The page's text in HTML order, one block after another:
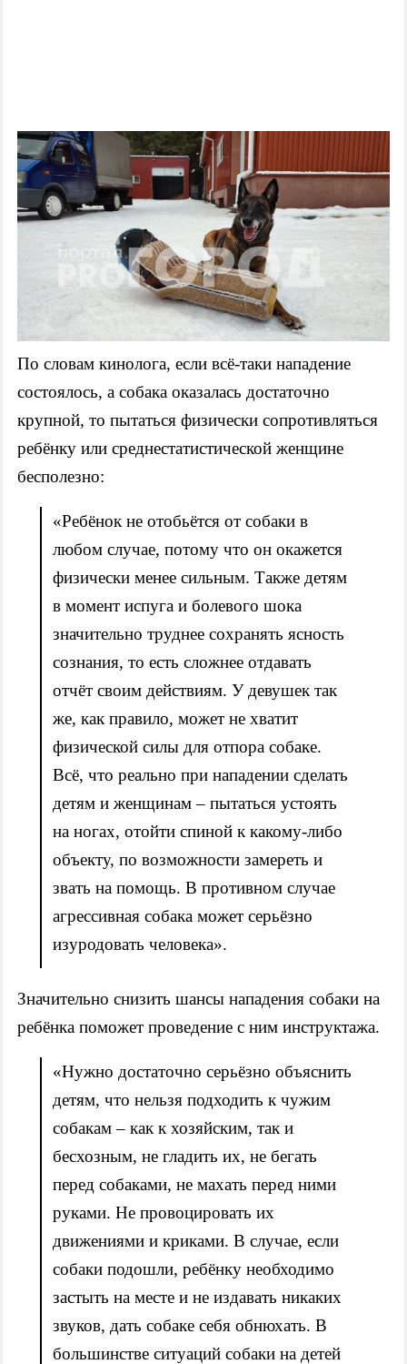
По словам кинолога, если всё-таки нападение
состоялось, а собака оказалась достаточно
крупной, то пытаться физически сопротивляться
ребёнку или среднестатистической женщине
бесполезно:
«Ребёнок не отобьётся от собаки в
любом случае, потому что он окажется
физически менее сильным. Также детям
в момент испуга и болевого шока
значительно труднее сохранять ясность
сознания, то есть сложнее отдавать
отчёт своим действиям. У девушек так
же, как правило, может не хватит
физической силы для отпора собаке.
Всё, что реально при нападении сделать
детям и женщинам – пытаться устоять
на ногах, отойти спиной к какому-либо
объекту, по возможности замереть и
звать на помощь. В противном случае
агрессивная собака может серьёзно
изуродовать человека».
Значительно снизить шансы нападения собаки на
ребёнка поможет проведение с ним инструктажа.
«Нужно достаточно серьёзно объяснить
детям, что нельзя подходить к чужим
собакам – как к хозяйским, так и
бесхозным, не гладить их, не бегать
перед собаками, не махать перед ними
руками. Не провоцировать их
движениями и криками. В случае, если
собаки подошли, ребёнку необходимо
застыть на месте и не издавать никаких
звуков, дать собаке себя обнюхать. В
большинстве ситуаций собаки на детей